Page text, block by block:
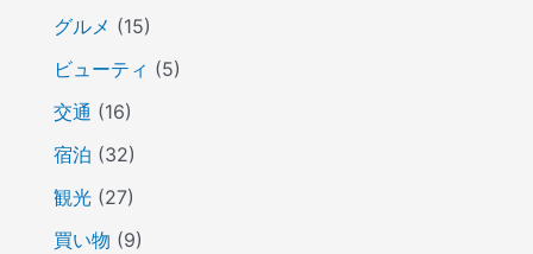
グルメ (15)
ビューティ (5)
交通 (16)
宿泊 (32)
観光(27)
買い物 (9)